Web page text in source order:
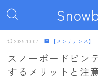
MENU
ボード
2025.10.07 【メンテナンス】
スノーボードビン
するメリットと注